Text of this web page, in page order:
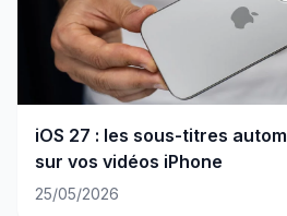
iOS 27 : les sous-titres
sur vos vidéos iPhone
25/05/2026